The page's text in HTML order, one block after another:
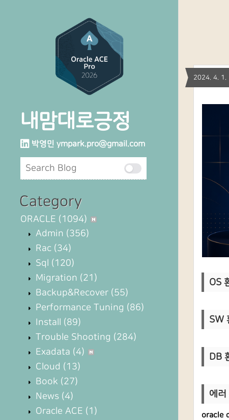
내맘대로긍정
박영민 ympark.pro@gmail.com
Category
ORACLE (1094)
Admin (356)
Rac (34)
Sql (120)
Migration (21)
Backup&Recover (55)
Performance Tuning (86)
Install (89)
Trouble Shooting (284)
Exadata (4)
Cloud (13)
Book (27)
News (4)
Oracle ACE (1)
2024. 4. 1.
OS
SW
DB
에
oracle